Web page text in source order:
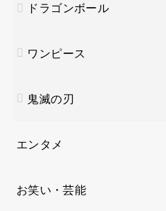
ドラゴンボール
ワンピース
鬼滅の刃
エンタメ
お笑い・芸能